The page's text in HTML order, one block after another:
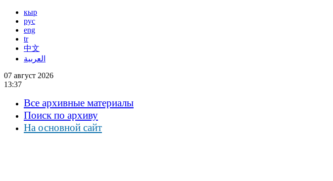
кыр
рус
eng
tr
中文
العربية
07 август 2026
13:37
Все архивные материалы
Поиск по архиву
На основной сайт